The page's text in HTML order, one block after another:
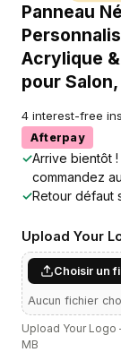
Panneau
Acrylique
pour
4 interest-free
Afterpay
✓Arrive bientôt
commandez
✓Retour défaut
Upload Your
Choisir un
Aucun fichier
Upload Your Logo
MB